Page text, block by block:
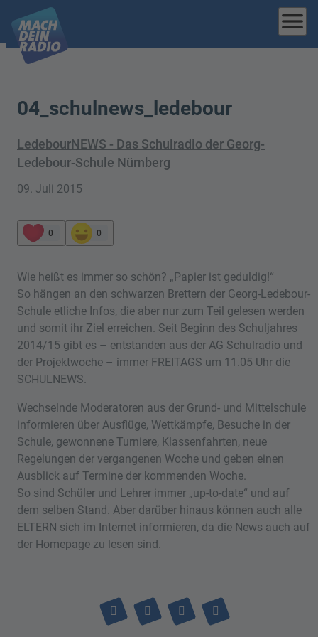
menu
04_schulnews_ledebour
LedebourNEWS - Das Schulradio der Georg-
Ledebour-Schule Nürnberg
09. Juli 2015
0 0
Wie heißt es immer so schön? „Papier ist geduldig!“
So hängen an den schwarzen Brettern der Georg-Ledebour-
Schule etliche Infos, die aber nur zum Teil gelesen werden
und somit ihr Ziel erreichen. Seit Beginn des Schuljahres
2014/15 gibt es – entstanden aus der AG Schulradio und
der Projektwoche – immer FREITAGS um 11.05 Uhr die
SCHULNEWS.
Wechselnde Moderatoren aus der Grund- und Mittelschule
informieren über Ausflüge, Wettkämpfe, Besuche in der
Schule, gewonnene Turniere, Klassenfahrten, neue
Regelungen der vergangenen Woche und geben einen
Ausblick auf Termine der kommenden Woche.
So sind Schüler und Lehrer immer „up-to-date“ und auf
dem selben Stand. Aber darüber hinaus können auch alle
ELTERN sich im Internet informieren, da die News auch auf
der Homepage zu lesen sind.